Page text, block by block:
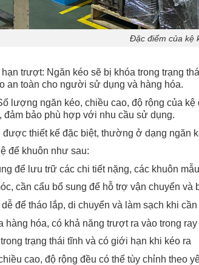
Đặc điểm của kệ
trượt: Ngăn kéo sẽ bị khóa trong trạng
an toàn cho người sử dụng và hàng hóa.
lượng ngăn kéo, chiều cao, độ rộng của
đảm bảo phù hợp với nhu cầu sử dụng.
được thiết kế đặc biệt, thường ở dạng ngăn
để khuôn như sau:
để lưu trữ các chi tiết nặng, các khuôn mẫu
cần cẩu bổ sung để hỗ trợ vận chuyển và
để tháo lắp, di chuyển và làm sạch khi cần
hàng hóa, có khả năng trượt ra vào trong
trạng thái tĩnh và có giới hạn khi kéo ra
cao, độ rộng đều có thể tùy chỉnh theo